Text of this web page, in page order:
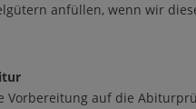
ütern anfüllen, wenn wir
Vorbereitung auf die Abiturprü